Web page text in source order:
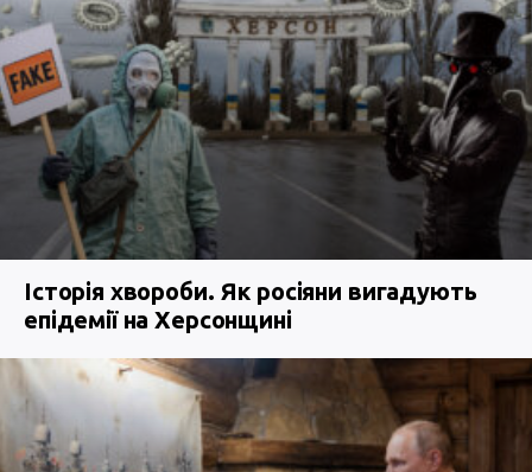
Історія хвороби. Як росіяни вигадують
епідемії на Херсонщині